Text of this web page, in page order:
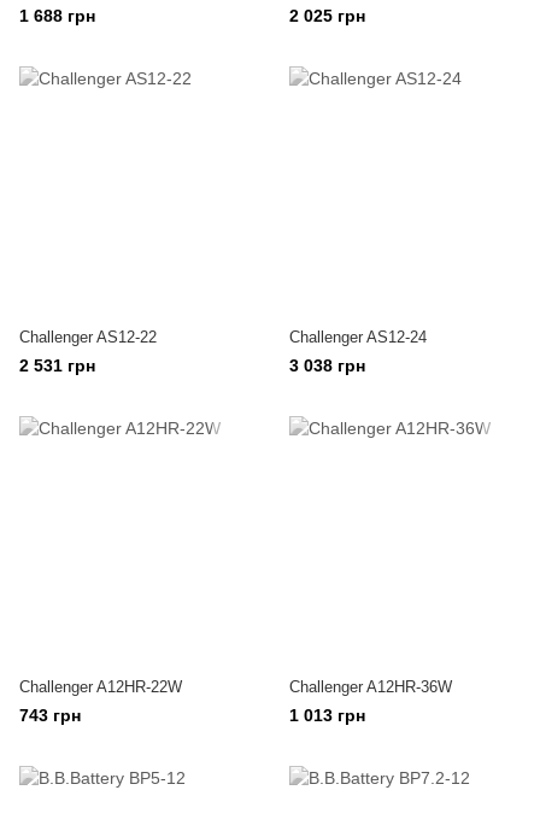
1 688 грн 2 025 грн
Challenger AS12-22
2 531 грн
Challenger AS12-24
3 038 грн
Challenger A12HR-22W
743 грн
Challenger A12HR-36W
1 013 грн